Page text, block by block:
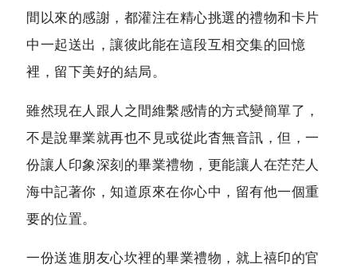
間以來的感謝，都灌注在精心挑選的禮物和卡片
中一起送出，讓彼此能在這段互相交集的回憶
裡，留下美好的結局。
雖然現在人跟人之間維繫感情的方式變簡單了，
不是說畢業就再也不見或從此杳無音訊，但，一
份讓人印象深刻的畢業禮物，更能讓人在茫茫人
海中記著你，知道原來在你心中，留有他一個重
要的位置。
一份送進朋友心坎裡的畢業禮物，就上禧印的官